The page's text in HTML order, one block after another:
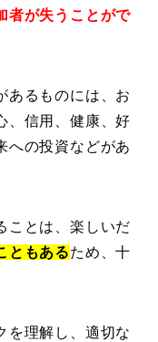
者が失うことがで
あるものには、お
、信用、健康、好
への投資などがあ
ことは、楽しいだ
ともあるため、十
を理解し、適切な